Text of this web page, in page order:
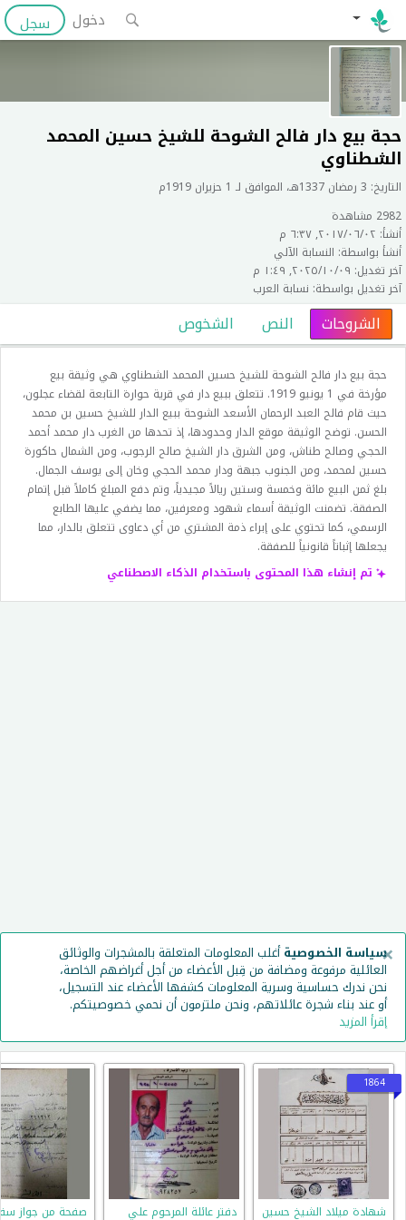
دخول سجل
حجة بيع دار فالح الشوحة للشيخ حسين المحمد
الشطناوي
التاريخ: 3 رمضان 1337هـ، الموافق لـ 1 حزيران 1919م
2982 مشاهدة
أنشأ: ٠٢‏/٠٦‏/٢٠١٧, ٦:٣٧ م
أنشأ بواسطة: النسابة الآلي
آخر تغديل: ٠٩‏/١٠‏/٢٠٢٥, ١:٤٩ م
آخر تغديل بواسطة: نسابة العرب
الشروحات النص الشخوص
حجة بيع دار فالح الشوحة للشيخ حسين المحمد الشطناوي هي وثيقة بيع
مؤرخة في 1 يونيو 1919. تتعلق ببيع دار في قرية حوارة التابعة لقضاء عجلون،
حيث قام فالح العبد الرحمان الأسعد الشوحة ببيع الدار للشيخ حسين بن محمد
الحسن. توضح الوثيقة موقع الدار وحدودها، إذ تحدها من الغرب دار محمد أحمد
الحجي وصالح طناش، ومن الشرق دار الشيخ صالح الرجوب، ومن الشمال حاكورة
حسين لمحمد، ومن الجنوب جبهة ودار محمد الحجي وخان إلى يوسف الجمال.
بلغ ثمن البيع مائة وخمسة وستين ريالاً مجيدياً، وتم دفع المبلغ كاملاً قبل إتمام
الصفقة. تضمنت الوثيقة أسماء شهود ومعرفين، مما يضفي عليها الطابع
الرسمي، كما تحتوي على إبراء ذمة المشتري من أي دعاوى تتعلق بالدار، مما
يجعلها إثباتاً قانونياً للصفقة.
تم إنشاء هذا المحتوى باستخدام الذكاء الاصطناعي
سياسة الخصوصيةأغلب المعلومات المتعلقة بالمشجرات والوثائق
العائلية مرفوعة ومضافة من قِبل الأعضاء من أجل أغراضهم الخاصة،
نحن ندرك حساسية وسرية المعلومات كشفها الأعضاء عند التسجيل،
أو عند بناء شجرة عائلاتهم، ونحن ملتزمون أن نحمي خصوصيتكم.
إقرأ المزيد
×
شهادة ميلاد الشيخ حسين
1864
دفتر عائلة المرحوم علي
صفحة من جواز